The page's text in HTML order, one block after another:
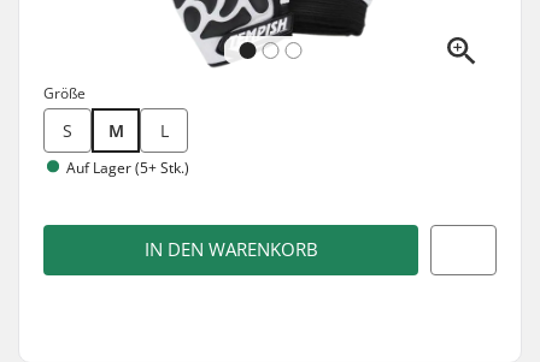
Größe
S M L
Auf Lager (5+ Stk.)
IN DEN WARENKORB